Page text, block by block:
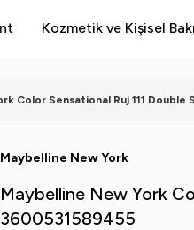
Kozmetik ve Kişisel
Color Sensational Ruj 111
Maybelline New York
Maybelline New York
3600531589455